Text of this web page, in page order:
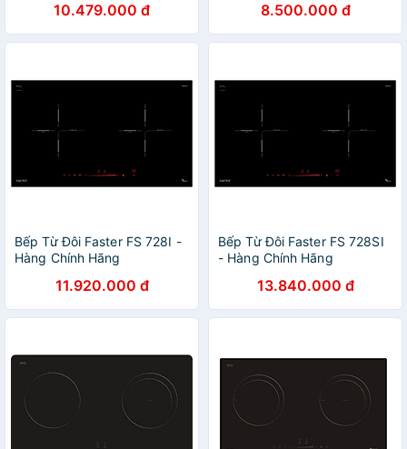
10.479.000 đ 8.500.000 đ
Bếp Từ Đôi Faster FS 728I -
Hàng Chính Hãng
11.920.000 đ
Bếp Từ Đôi Faster FS 728SI
- Hàng Chính Hãng
13.840.000 đ